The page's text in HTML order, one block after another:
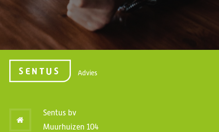
Advies
Sentus bv
Muurhuizen 104